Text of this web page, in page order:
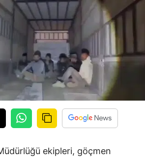
ekipleri, göçmen